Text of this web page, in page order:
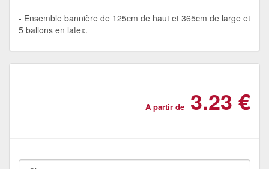
Ensemble bannière de 125cm de haut et 365cm de large et
5 ballons en latex.
A partir de 3.23 €